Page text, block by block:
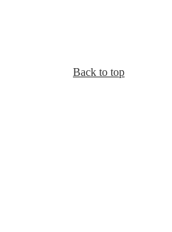
Back to top